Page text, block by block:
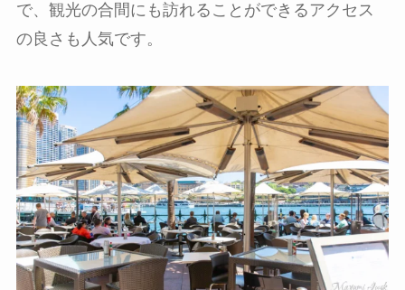
で、観光の合間にも訪れることができるアクセス
の良さも人気です。